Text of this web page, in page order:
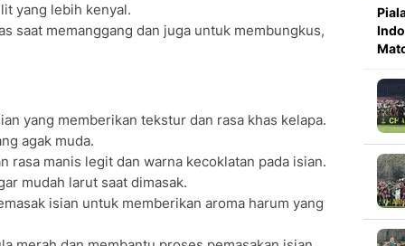
yang lebih kenyal.
saat memanggang dan juga untuk membungkus,
yang memberikan tekstur dan rasa khas kelapa.
agak muda.
rasa manis legit dan warna kecoklatan pada isian.
mudah larut saat dimasak.
isian untuk memberikan aroma harum yang